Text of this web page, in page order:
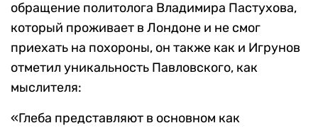
поражение иногда бывает плодотворнее
победы. Он писал: „поражения не только учат,
но и выстраивают человека“».
После Вячеслава Игрунова девушка прочитала
который проживает в Лондоне и не смог